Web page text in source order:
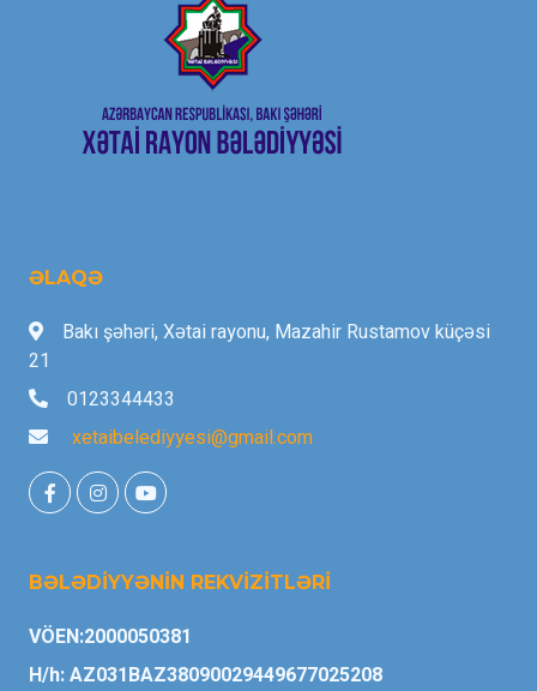
ƏLAQƏ
Bakı şəhəri, Xətai rayonu, Mazahir Rustamov küçəsi
21
0123344433
xetaibelediyyesi@gmail.com
BƏLƏDİYYƏNİN REKVİZİTLƏRİ
VÖEN:2000050381
H/h: AZ031BAZ38090029449677025208